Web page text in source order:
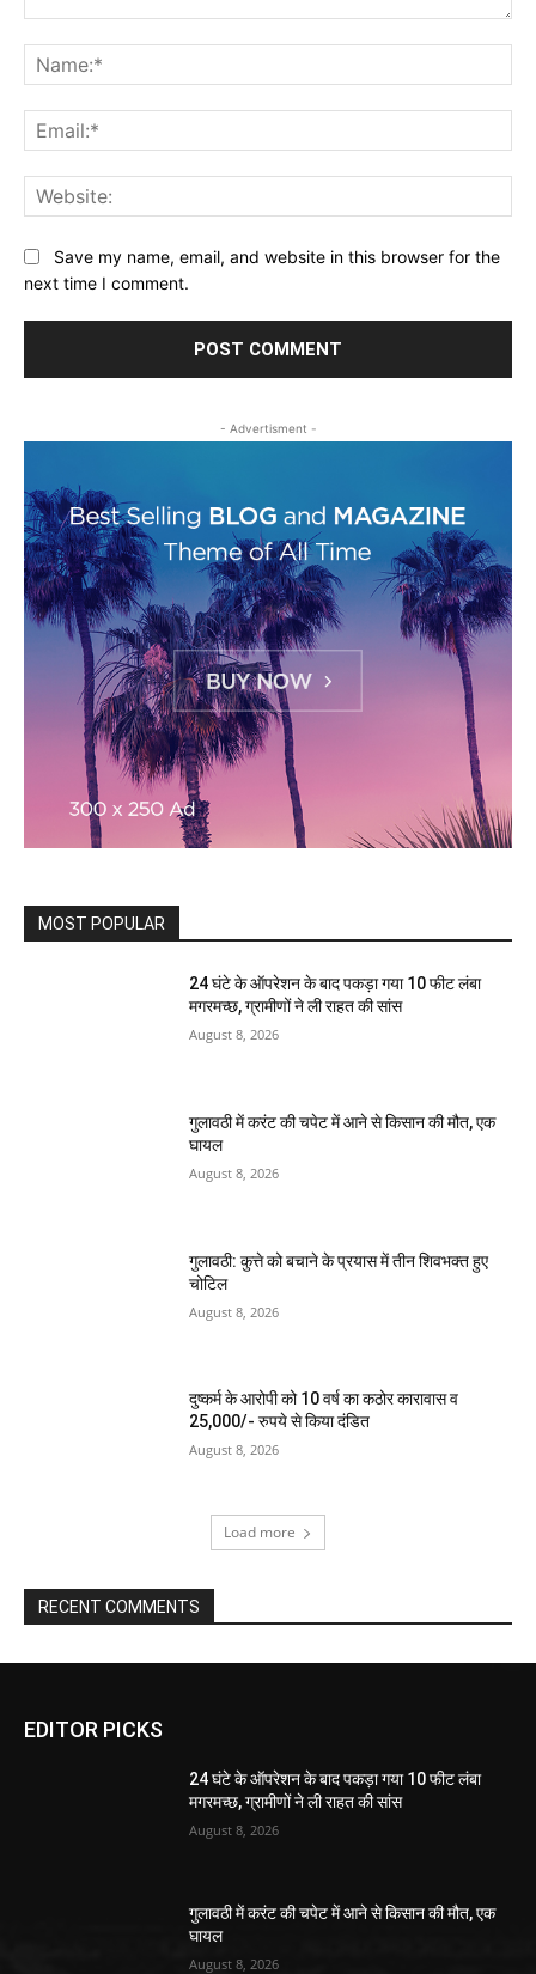
Save my name, email, and website in this browser for the
next time I comment.
- Advertisment -
MOST POPULAR
24 घंटे के ऑपरेशन के बाद पकड़ा गया 10 फीट लंबा
मगरमच्छ, ग्रामीणों ने ली राहत की सांस
August 8, 2026
गुलावठी में करंट की चपेट में आने से किसान की मौत, एक
घायल
August 8, 2026
गुलावठी: कुत्ते को बचाने के प्रयास में तीन शिवभक्त हुए
चोटिल
August 8, 2026
दुष्कर्म के आरोपी को 10 वर्ष का कठोर कारावास व
25,000/- रुपये से किया दंडित
August 8, 2026
Load more
RECENT COMMENTS
EDITOR PICKS
24 घंटे के ऑपरेशन के बाद पकड़ा गया 10 फीट लंबा
मगरमच्छ, ग्रामीणों ने ली राहत की सांस
August 8, 2026
गुलावठी में करंट की चपेट में आने से किसान की मौत, एक
घायल
August 8, 2026